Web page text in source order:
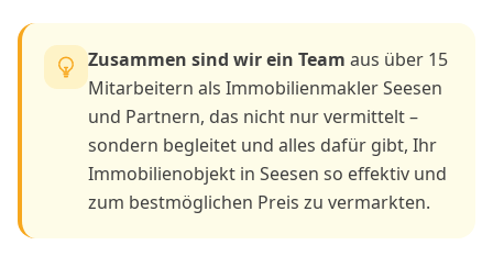
Zusammen sind wir ein Team aus über 15
Mitarbeitern als Immobilienmakler Seesen
und Partnern, das nicht nur vermittelt –
sondern begleitet und alles dafür gibt, Ihr
Immobilienobjekt in Seesen so effektiv und
zum bestmöglichen Preis zu vermarkten.